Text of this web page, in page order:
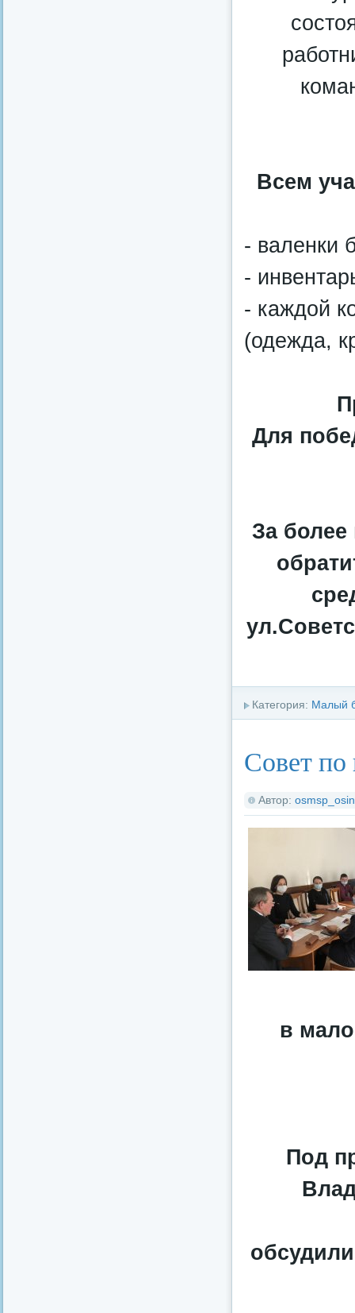
Всем
- валенки
-
- каждой
(одежда,
Для
За
Категория: Малый
Совет по
Автор:
в
Под